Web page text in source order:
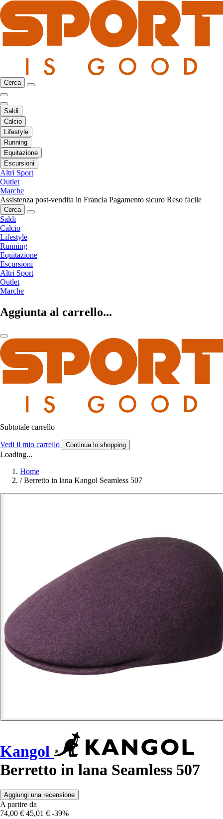
Cerca
Saldi
Calcio
Lifestyle
Running
Equitazione
Escursioni
Altri Sport
Outlet
Marche
Assistenza post-vendita in Francia Pagamento sicuro Reso facile
Cerca
Saldi
Calcio
Lifestyle
Running
Equitazione
Escursioni
Altri Sport
Outlet
Marche
Aggiunta al carrello...
Subtotale carrello
Vedi il mio carrello Continua lo shopping
Loading...
Home
/ Berretto in lana Kangol Seamless 507
Kangol
Berretto in lana Seamless 507
Aggiungi una recensione
A partire da
74,00 € 45,01 € -39%